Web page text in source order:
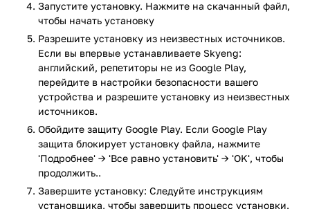
вас есть, отлично. Для не носителей языка или для тех из
вас, кто не из обычно требуемых стран, это отличная
новость, поскольку многие другие компании,
занимающиеся онлайн-обучением , довольно строго
соблюдают эти требования. Технические требования
Skyeng просит, чтобы их учителя соответствовали
нескольким основным техническим требованиям:
Ноутбук или персональный компьютер.
Гарнитура или наушники с микрофоном.
Веб-камера - это может быть внутренняя или
внешняя.
Интернет хорошего качества - если вы не уверены,
какая у вас скорость загрузки и выгрузки, вы можете
Запустите установку. Нажмите на скачанный файл,
чтобы начать установку
Разрешите установку из неизвестных источников.
Если вы впервые устанавливаете Skyeng:
английский, репетиторы не из Google Play,
перейдите в настройки безопасности вашего
устройства и разрешите установку из неизвестных
источников.
Обойдите защиту Google Play. Если Google Play
защита блокирует установку файла, нажмите
'Подробнее' → 'Все равно установить' → 'OK', чтобы
продолжить..
Завершите установку: Следуйте инструкциям
установщика, чтобы завершить процесс установки.